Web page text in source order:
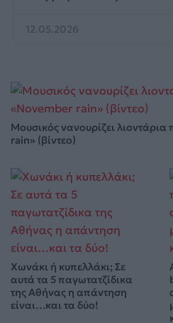
12.05.2026
Μουσικός νανουρίζει
rain» (βίντεο)
Χωνάκι ή κυπελλάκι; Σε
αυτά τα 5 παγωτατζίδικα
της Αθήνας η απάντηση
είναι…και τα δύο!